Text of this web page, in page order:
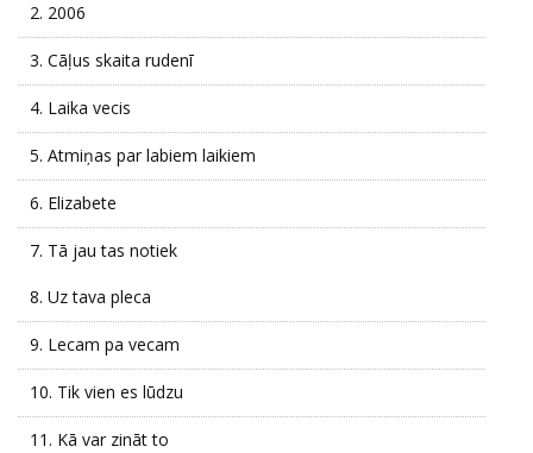
2. 2006
3. Cāļus skaita rudenī
4. Laika vecis
5. Atmiņas par labiem laikiem
6. Elizabete
7. Tā jau tas notiek
8. Uz tava pleca
9. Lecam pa vecam
10. Tik vien es lūdzu
11. Kā var zināt to